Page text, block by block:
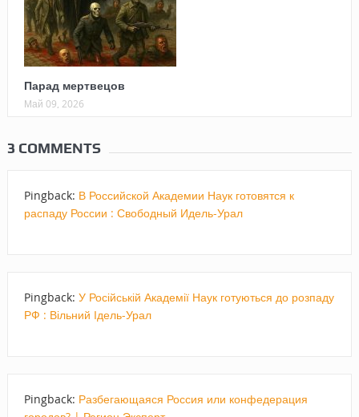
Парад мертвецов
Май 09, 2026
3 COMMENTS
Pingback: В Российской Академии Наук готовятся к
распаду России : Свободный Идель-Урал
Pingback: У Російській Академії Наук готуються до розпаду
РФ : Вільний Ідель-Урал
Pingback: Разбегающаяся Россия или конфедерация